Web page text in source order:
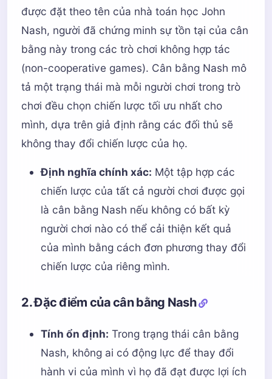
được đặt theo tên của nhà toán học John
Nash, người đã chứng minh sự tồn tại của cân
bằng này trong các trò chơi không hợp tác
(non-cooperative games). Cân bằng Nash mô
tả một trạng thái mà mỗi người chơi trong trò
chơi đều chọn chiến lược tối ưu nhất cho
mình, dựa trên giả định rằng các đối thủ sẽ
không thay đổi chiến lược của họ.
Định nghĩa chính xác: Một tập hợp các
chiến lược của tất cả người chơi được gọi
là cân bằng Nash nếu không có bất kỳ
người chơi nào có thể cải thiện kết quả
của mình bằng cách đơn phương thay đổi
chiến lược của riêng mình.
2. Đặc điểm của cân bằng Nash
Tính ổn định: Trong trạng thái cân bằng
Nash, không ai có động lực để thay đổi
hành vi của mình vì họ đã đạt được lợi ích